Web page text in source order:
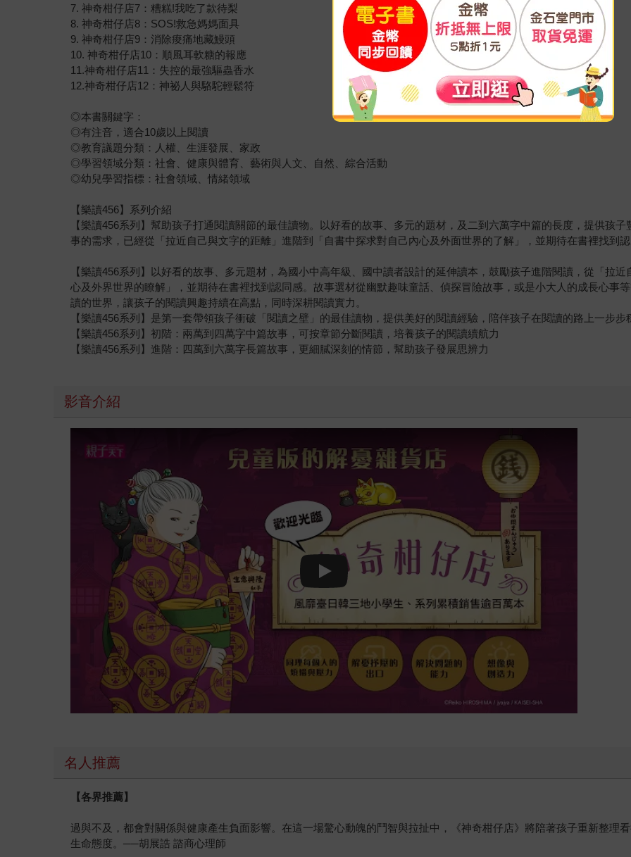
7. 神奇柑仔店7：糟糕!我吃了款待梨
8. 神奇柑仔店8：SOS!救急媽媽面具
9. 神奇柑仔店9：消除痠痛地藏鰻頭
10. 神奇柑仔店10：順風耳軟糖的報應
11.神奇柑仔店11：失控的最強驅蟲香水
12.神奇柑仔店12：神祕人與駱駝輕鬆符
◎本書關鍵字：
◎有注音，適合10歲以上閱讀
◎教育議題分類：人權、生涯發展、家政
◎學習領域分類：社會、健康與體育、藝術與人文、自然、綜合活動
◎幼兒學習指標：社會領域、情緒領域
【樂讀456】系列介紹
【樂讀456系列】幫助孩子打通閱讀關節的最佳讀物。以好看的故事、多元的題材，及二到六萬字中篇的長度，提供孩
事的需求，已經從「拉近自己與文字的距離」進階到「自書中探求對自己內心及外面世界的了解」，並期待在書裡找到認
【樂讀456系列】以好看的故事、多元題材，為國小中高年級、國中讀者設計的延伸讀本，鼓勵孩子進階閱讀，從「拉
心及外界世界的瞭解」，並期待在書裡找到認同感。故事選材從幽默趣味童話、偵探冒險故事，或是小大人的成長心事
讀的世界，讓孩子的閱讀興趣持續在高點，同時深耕閱讀實力。
【樂讀456系列】是第一套帶領孩子衝破「閱讀之壁」的最佳讀物，提供美好的閱讀經驗，陪伴孩子在閱讀的路上一步步
【樂讀456系列】初階：兩萬到四萬字中篇故事，可按章節分斷閱讀，培養孩子的閱讀續航力
【樂讀456系列】進階：四萬到六萬字長篇故事，更細膩深刻的情節，幫助孩子發展思辨力
影音介紹
Play video
名人推薦
【各界推薦】
過與不及，都會對關係與健康產生負面影響。在這一場驚心動魄的鬥智與拉扯中，《神奇柑仔店》將陪著孩子重新整理
生命態度。──胡展誥 諮商心理師